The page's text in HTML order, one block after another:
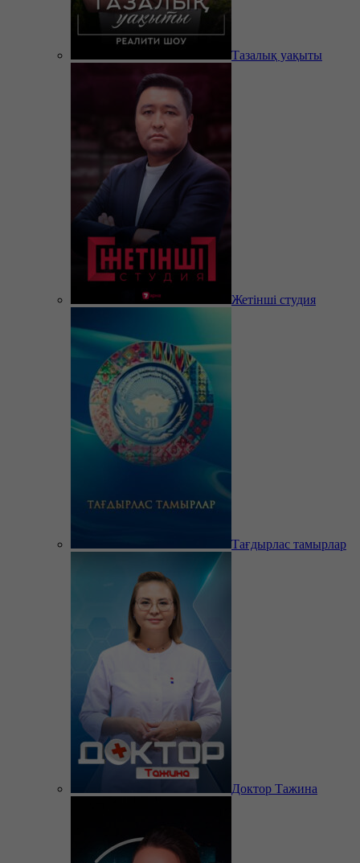
Тазалық уақыты
Жетінші студия
Тағдырлас тамырлар
Доктор Тажина